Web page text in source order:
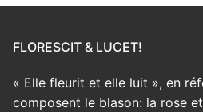
FLORESCIT & LUCET!
« Elle fleurit et elle luit », en
composent le blason: la rose et